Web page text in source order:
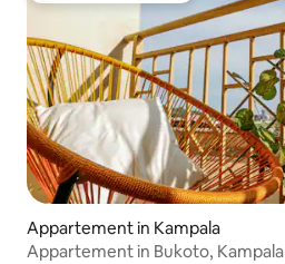
Appartement in Kampala
Appartement in Bukoto, Kampala